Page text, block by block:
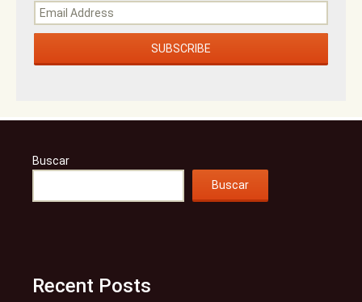
Buscar
Buscar
Recent Posts